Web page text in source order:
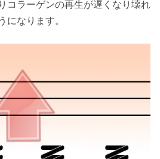
コラーゲンの再生が遅くなり壊れ
になります。